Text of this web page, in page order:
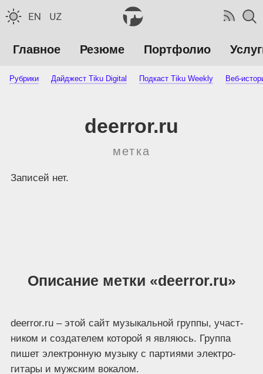
Главное Резюме Портфолио
Рубрики Дайджест Tiku Digital Подкаст Tiku Weekly Веб-
deerror.ru
метка
Записей нет.
Описание метки «deerror.ru»
deerror​.ru – этой сайт музы­каль­ной груп­пы, участ­
ни­ком и созда­те­лем кото­рой я явля­юсь. Груп­па
пишет элек­трон­ную музы­ку с пар­ти­я­ми элек­тро-
гита­ры и муж­ским вокалом.